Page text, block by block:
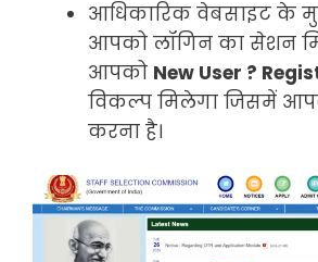
आधिकारिक वेबसाइट के
आपको लॉगिन का सेशन
आपको New User ?
विकल्प मिलेगा जिसमें
करना है।